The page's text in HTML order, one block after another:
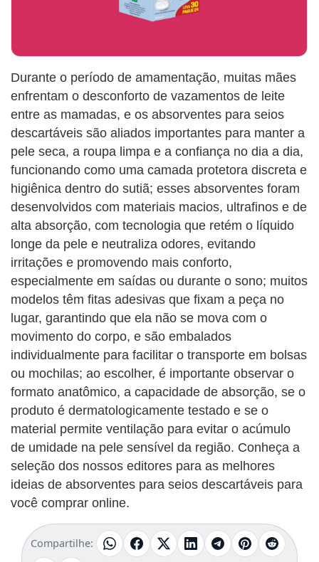
Durante o período de amamentação, muitas mães
enfrentam o desconforto de vazamentos de leite
entre as mamadas, e os absorventes para seios
descartáveis são aliados importantes para manter a
pele seca, a roupa limpa e a confiança no dia a dia,
funcionando como uma camada protetora discreta e
higiênica dentro do sutiã; esses absorventes foram
desenvolvidos com materiais macios, ultrafinos e de
alta absorção, com tecnologia que retém o líquido
longe da pele e neutraliza odores, evitando
irritações e promovendo mais conforto,
especialmente em saídas ou durante o sono; muitos
modelos têm fitas adesivas que fixam a peça no
lugar, garantindo que ela não se mova com o
movimento do corpo, e são embalados
individualmente para facilitar o transporte em bolsas
ou mochilas; ao escolher, é importante observar o
formato anatômico, a capacidade de absorção, se o
produto é dermatologicamente testado e se o
material permite ventilação para evitar o acúmulo
de umidade na pele sensível da região. Conheça a
seleção dos nossos editores para as melhores
ideias de absorventes para seios descartáveis para
você comprar online.
Compartilhe: